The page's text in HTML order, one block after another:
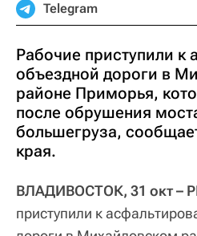
Telegram
Рабочие приступили к
объездной дороги в
районе Приморья,
после обрушения
большегруза,
края.
ВЛАДИВОСТОК, 31 окт –
приступили к